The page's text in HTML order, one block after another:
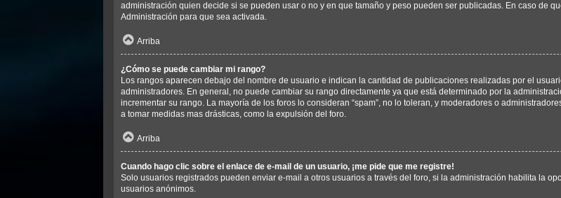
administración quien decide si se pueden usar o no y en que tamaño y peso pueden ser publicadas. En caso de
Administración para que sea activada.
Arriba
¿Cómo se puede cambiar mi rango?
Los rangos aparecen debajo del nombre de usuario e indican la cantidad de publicaciones realizadas por el
administradores. En general, no puede cambiar su rango directamente ya que está determinado por la
incrementar su rango. La mayoría de los foros lo consideran “spam”, no lo toleran, y moderadores o
a tomar medidas mas drásticas, como la expulsión del foro.
Arriba
Cuando hago clic sobre el enlace de e-mail de un usuario, ¡me pide que me registre!
Solo usuarios registrados pueden enviar e-mail a otros usuarios a través del foro, si la administración habilita la
usuarios anónimos.